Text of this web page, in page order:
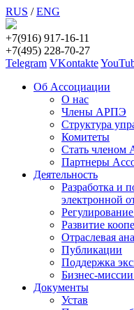
RUS /ENG
+7(916) 917-16-11
+7(495) 228-70-27
Telegram VKontakte
Об Ассоциации
О нас
Члены АРПЭ
Структура
Комитеты
Стать членом
Партнеры
Деятельность
Разработка и
электронной
Развитие
Отраслевая
Публикации
Поддержка
Бизнес-
Документы
Устав